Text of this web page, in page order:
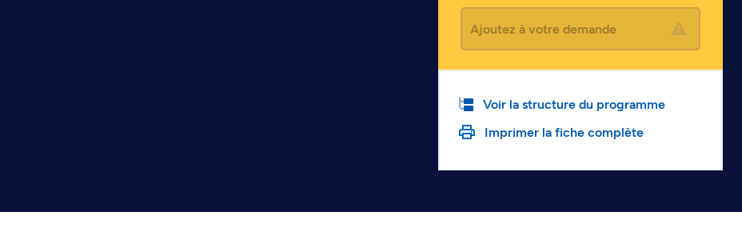
Ajoutez à votre demande
Voir la structure du programme
Imprimer la fiche complète